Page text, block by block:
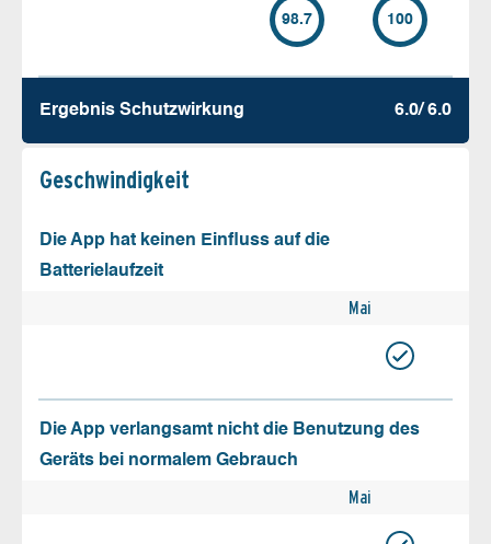
98.7 100
Ergebnis Schutz­wirkung 6.0/ 6.0
Geschw­indigkeit
Die App hat keinen Einfluss auf die
Batterielaufzeit
Mai
Die App verlangsamt nicht die Benutzung des
Geräts bei normalem Gebrauch
Mai